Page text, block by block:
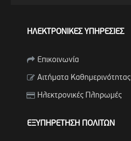
ΗΛΕΚΤΡΟΝΙΚΕΣ ΥΠΗΡΕΣΙΕΣ
Επικοινωνία
Αιτήματα Καθημερινότητας
Ηλεκτρονικές Πληρωμές
ΕΞΥΠΗΡΕΤΗΣΗ ΠΟΛΙΤΩΝ